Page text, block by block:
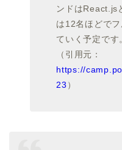
ンドはReact.js
は12名ほどで
ていく予定です
（引用元：
https://
23 ）